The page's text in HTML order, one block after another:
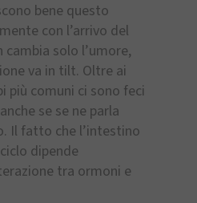
bene questo
con l’arrivo del
solo l’umore,
va in tilt. Oltre ai
più comuni ci sono feci
se se ne parla
Il fatto che l’intestino
dipende
tra ormoni e